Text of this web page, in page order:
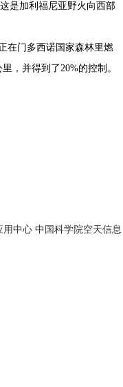
是加利福尼亚野火向西部
在门多西诺国家森林里燃
，并得到了20%的控制。
用中心 中国科学院空天信息